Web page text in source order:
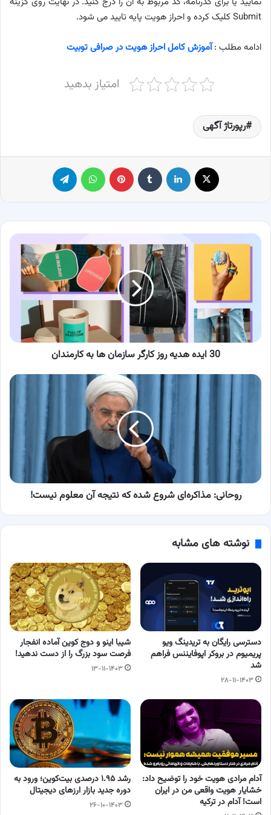
Submit کلیک کرده و احراز هویت پایه تایید می شود.
ادامه مطلب :آموزش کامل احراز هویت در صرافی توبیت
امتیاز بدهید
رپورتاژ آگهی
لینکدین ‫تامبلر پینترست
30
سازمان
کارمندان
30 ایده هدیه روز کارگر سازمان ها به کارمندان
روحانی:
نیست!
روحانی: مذاکره‌ای شروع شده که نتیجه آن معلوم نیست!
نوشته های مشابه
دسترسی رایگان به تریدینگ‌ ویو
پریمیوم در بروکر اپوفایننس فراهم
شد
۲۸-۱۱-۱۴۰۳
شیبا اینو و دوج کوین آماده انفجار
فرصت سود بزرگ را از دست ندهید!
۱۳-۱۱-۱۴۰۳
آدام مرادی هویت خود را توضیح داد:
خشایار هویت واقعی من در ایران
است! آدام در ترکیه
رشد ۱.۹۵ درصدی بیت‌کوین؛ ورود به
دوره جدید بازار ارزهای دیجیتال
۲۶-۱۰-۱۴۰۳